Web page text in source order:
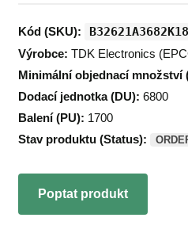
Kód (SKU):
Výrobce: TDK Electronics
Minimální objednací množství
Dodací jednotka (DU): 6800
Balení (PU): 1700
Stav produktu (Status):
Poptat produkt